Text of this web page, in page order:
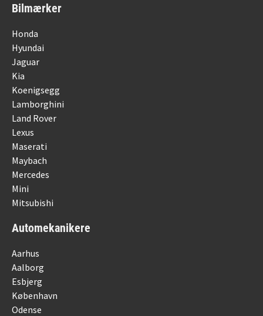
Bilmærker
Honda
Hyundai
Jaguar
Kia
Koenigsegg
Lamborghini
Land Rover
Lexus
Maserati
Maybach
Mercedes
Mini
Mitsubishi
Automekanikere
Aarhus
Aalborg
Esbjerg
København
Odense